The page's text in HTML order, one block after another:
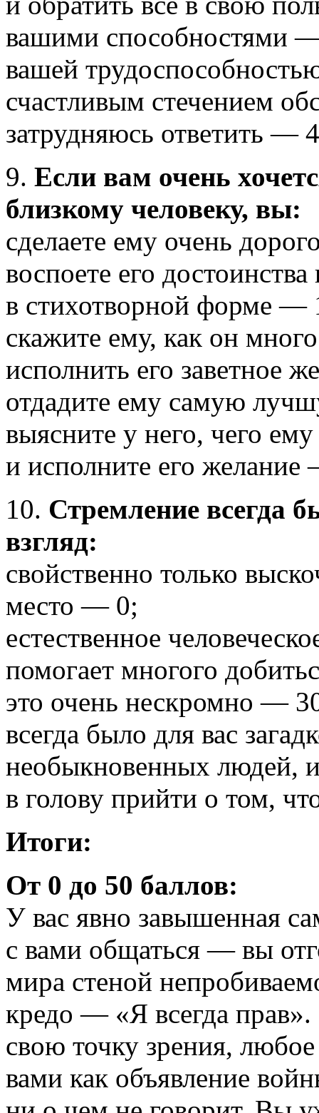
вашими способностями
вашей
счастливым стечением
затрудняюсь ответить —
9. Если вам очень
близкому человеку, вы:
сделаете ему очень
воспоете его
в стихотворной форме —
скажите ему, как он
исполнить его заветное
отдадите ему самую
выясните у него, чего
и исполните его
10. Стремление всегда
взгляд:
свойственно только
место — 0;
естественное
помогает многого
это очень нескромно —
всегда было для вас
необыкновенных людей,
в голову прийти о том,
Итоги:
От 0 до 50 баллов:
У вас явно завышенная
с вами общаться — вы
мира стеной
кредо — «Я всегда
свою точку зрения, любое
вами как объявление